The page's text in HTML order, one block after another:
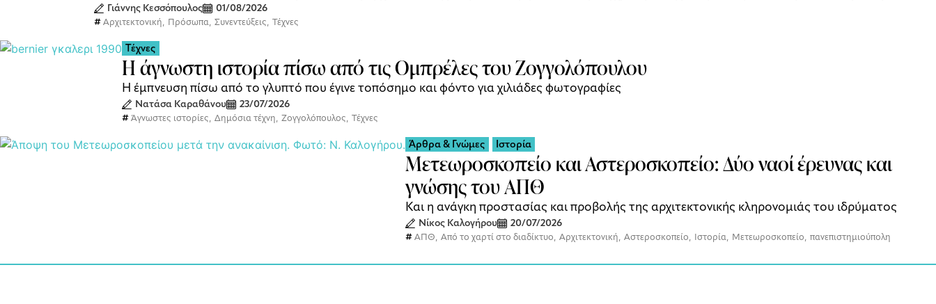
Γιάννης Κεσσόπουλος 01/08/2026
Αρχιτεκτονική, Πρόσωπα, Συνεντεύξεις, Τέχνες
Τέχνες
Η άγνωστη ιστορία πίσω από τις Ομπρέλες του Ζογγολόπουλου
Η έμπνευση πίσω από το γλυπτό που έγινε τοπόσημο και φόντο για χιλιάδες φωτογραφίες
Νατάσα Καραθάνου 23/07/2026
Άγνωστες ιστορίες, Δημόσια τέχνη, Ζογγολόπουλος, Τέχνες
Άρθρα & Γνώμες Ιστορία
Μετεωροσκοπείο και Αστεροσκοπείο: Δύο ναοί έρευνας και
γνώσης του ΑΠΘ
Και η ανάγκη προστασίας και προβολής της αρχιτεκτονικής κληρονομιάς του ιδρύματος
Νίκος Καλογήρου 20/07/2026
ΑΠΘ, Από το χαρτί στο διαδίκτυο, Αρχιτεκτονική, Αστεροσκοπείο, Ιστορία, Μετεωροσκοπείο, πανεπιστημιούπολη